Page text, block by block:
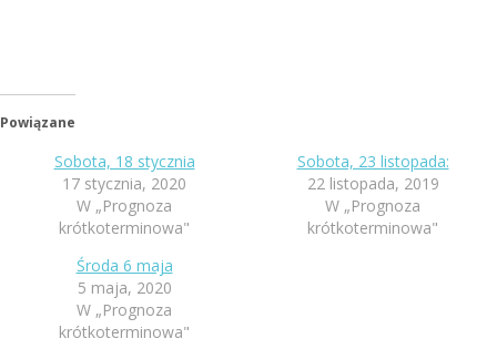
Powiązane
Sobota, 18 stycznia
17 stycznia, 2020
W „Prognoza
krótkoterminowa"
Sobota, 23 listopada:
22 listopada, 2019
W „Prognoza
krótkoterminowa"
Środa 6 maja
5 maja, 2020
W „Prognoza
krótkoterminowa"